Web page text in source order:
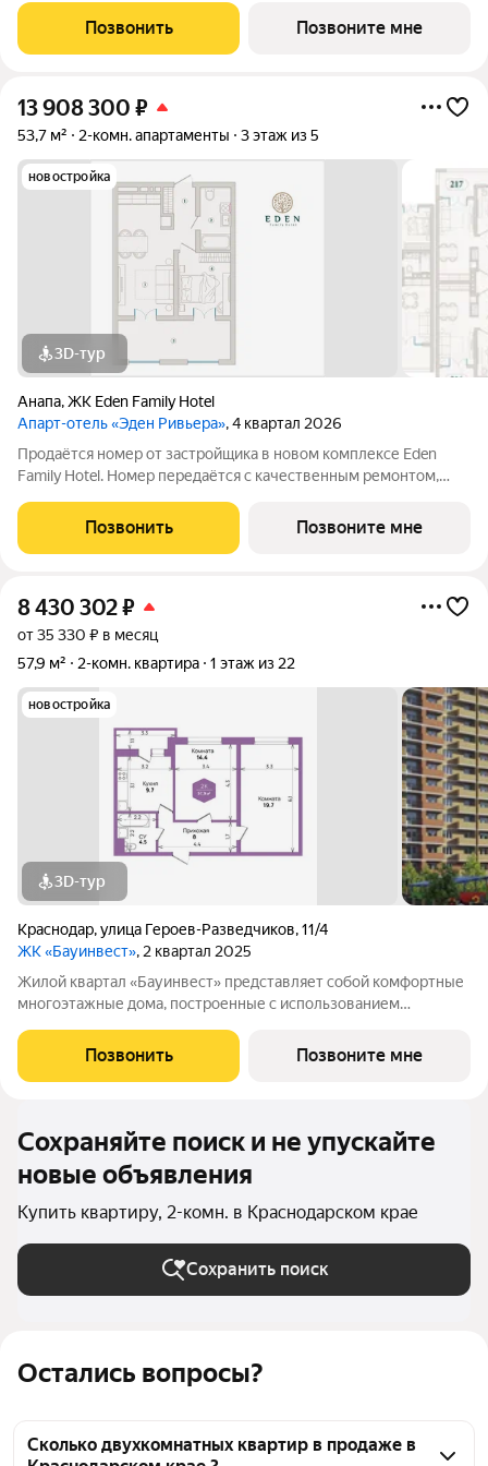
Остались вопросы?
Сколько двухкомнатных квартир в продаже в
Детский сад на 250 мест, школа на 500 мест, продуктовые
магазины, кофейни, бытовые услуги и
Позвонить Позвоните мне
13 908 300 ₽
53,7 м² 2-комн. апартаменты 3 этаж из 5
новостройка
3D-тур
Анапа,ЖК Eden Family Hotel
Апарт-отель «Эден Ривьера», 4 квартал 2026
Продаётся номер от застройщика в новом комплексе Eden
Family Hotel. Номер передаётся с качественным ремонтом,
заселению или сдаче в аренду. Прямая продажа от
застройщика, прозрачные условия,
Позвонить Позвоните мне
8 430 302₽
от 35 330 ₽ в месяц
57,9 м²
2-комн. квартира 1 этаж из 22
новостройка
3D-тур
Краснодар,улица Героев-Разведчиков,11/4
ЖК «Бауинвест», 2 квартал 2025
Жилой квартал «Бауинвест» представляет собой комфортные
многоэтажные дома, построенные с использованием
этапе возведения располагаются в самом, пожалуй, известном
месте города районе стадиона ФК
Позвонить Позвоните мне
Сохраняйте поиск и не упускайте
новые объявления
Купить квартиру, 2-комн. в Краснодарском крае
Сохранить поиск